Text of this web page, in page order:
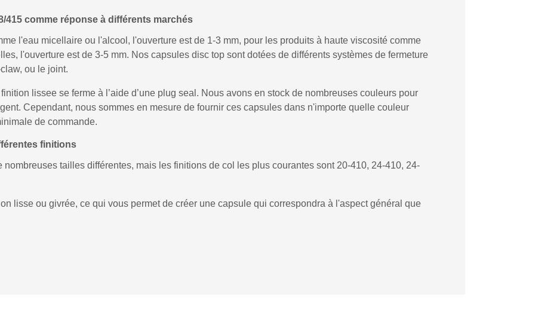
415 comme réponse à différents marchés
l'eau micellaire ou l'alcool, l'ouverture est de 1-3 mm, pour les produits à haute viscosité comme
l'ouverture est de 3-5 mm. Nos capsules disc top sont dotées de différents systèmes de fermeture
ou le joint.
lissee se ferme à l’aide d’une plug seal. Nous avons en stock de nombreuses couleurs pour
Cependant, nous sommes en mesure de fournir ces capsules dans n'importe quelle couleur
de commande.
finitions
tailles différentes, mais les finitions de col les plus courantes sont 20-410, 24-410, 24-
lisse ou givrée, ce qui vous permet de créer une capsule qui correspondra à l'aspect général que